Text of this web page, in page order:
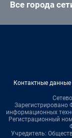
Все города
Контактные
Зарегистрировано
информационных
Регистрационный
Учредитель: